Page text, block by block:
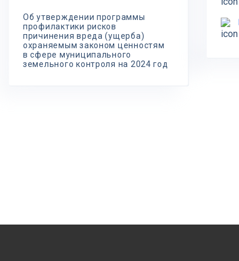
Об утверждении программы
профилактики рисков
причинения вреда (ущерба)
охраняемым законом ценностям
в сфере муниципального
земельного контроля на 2024 год